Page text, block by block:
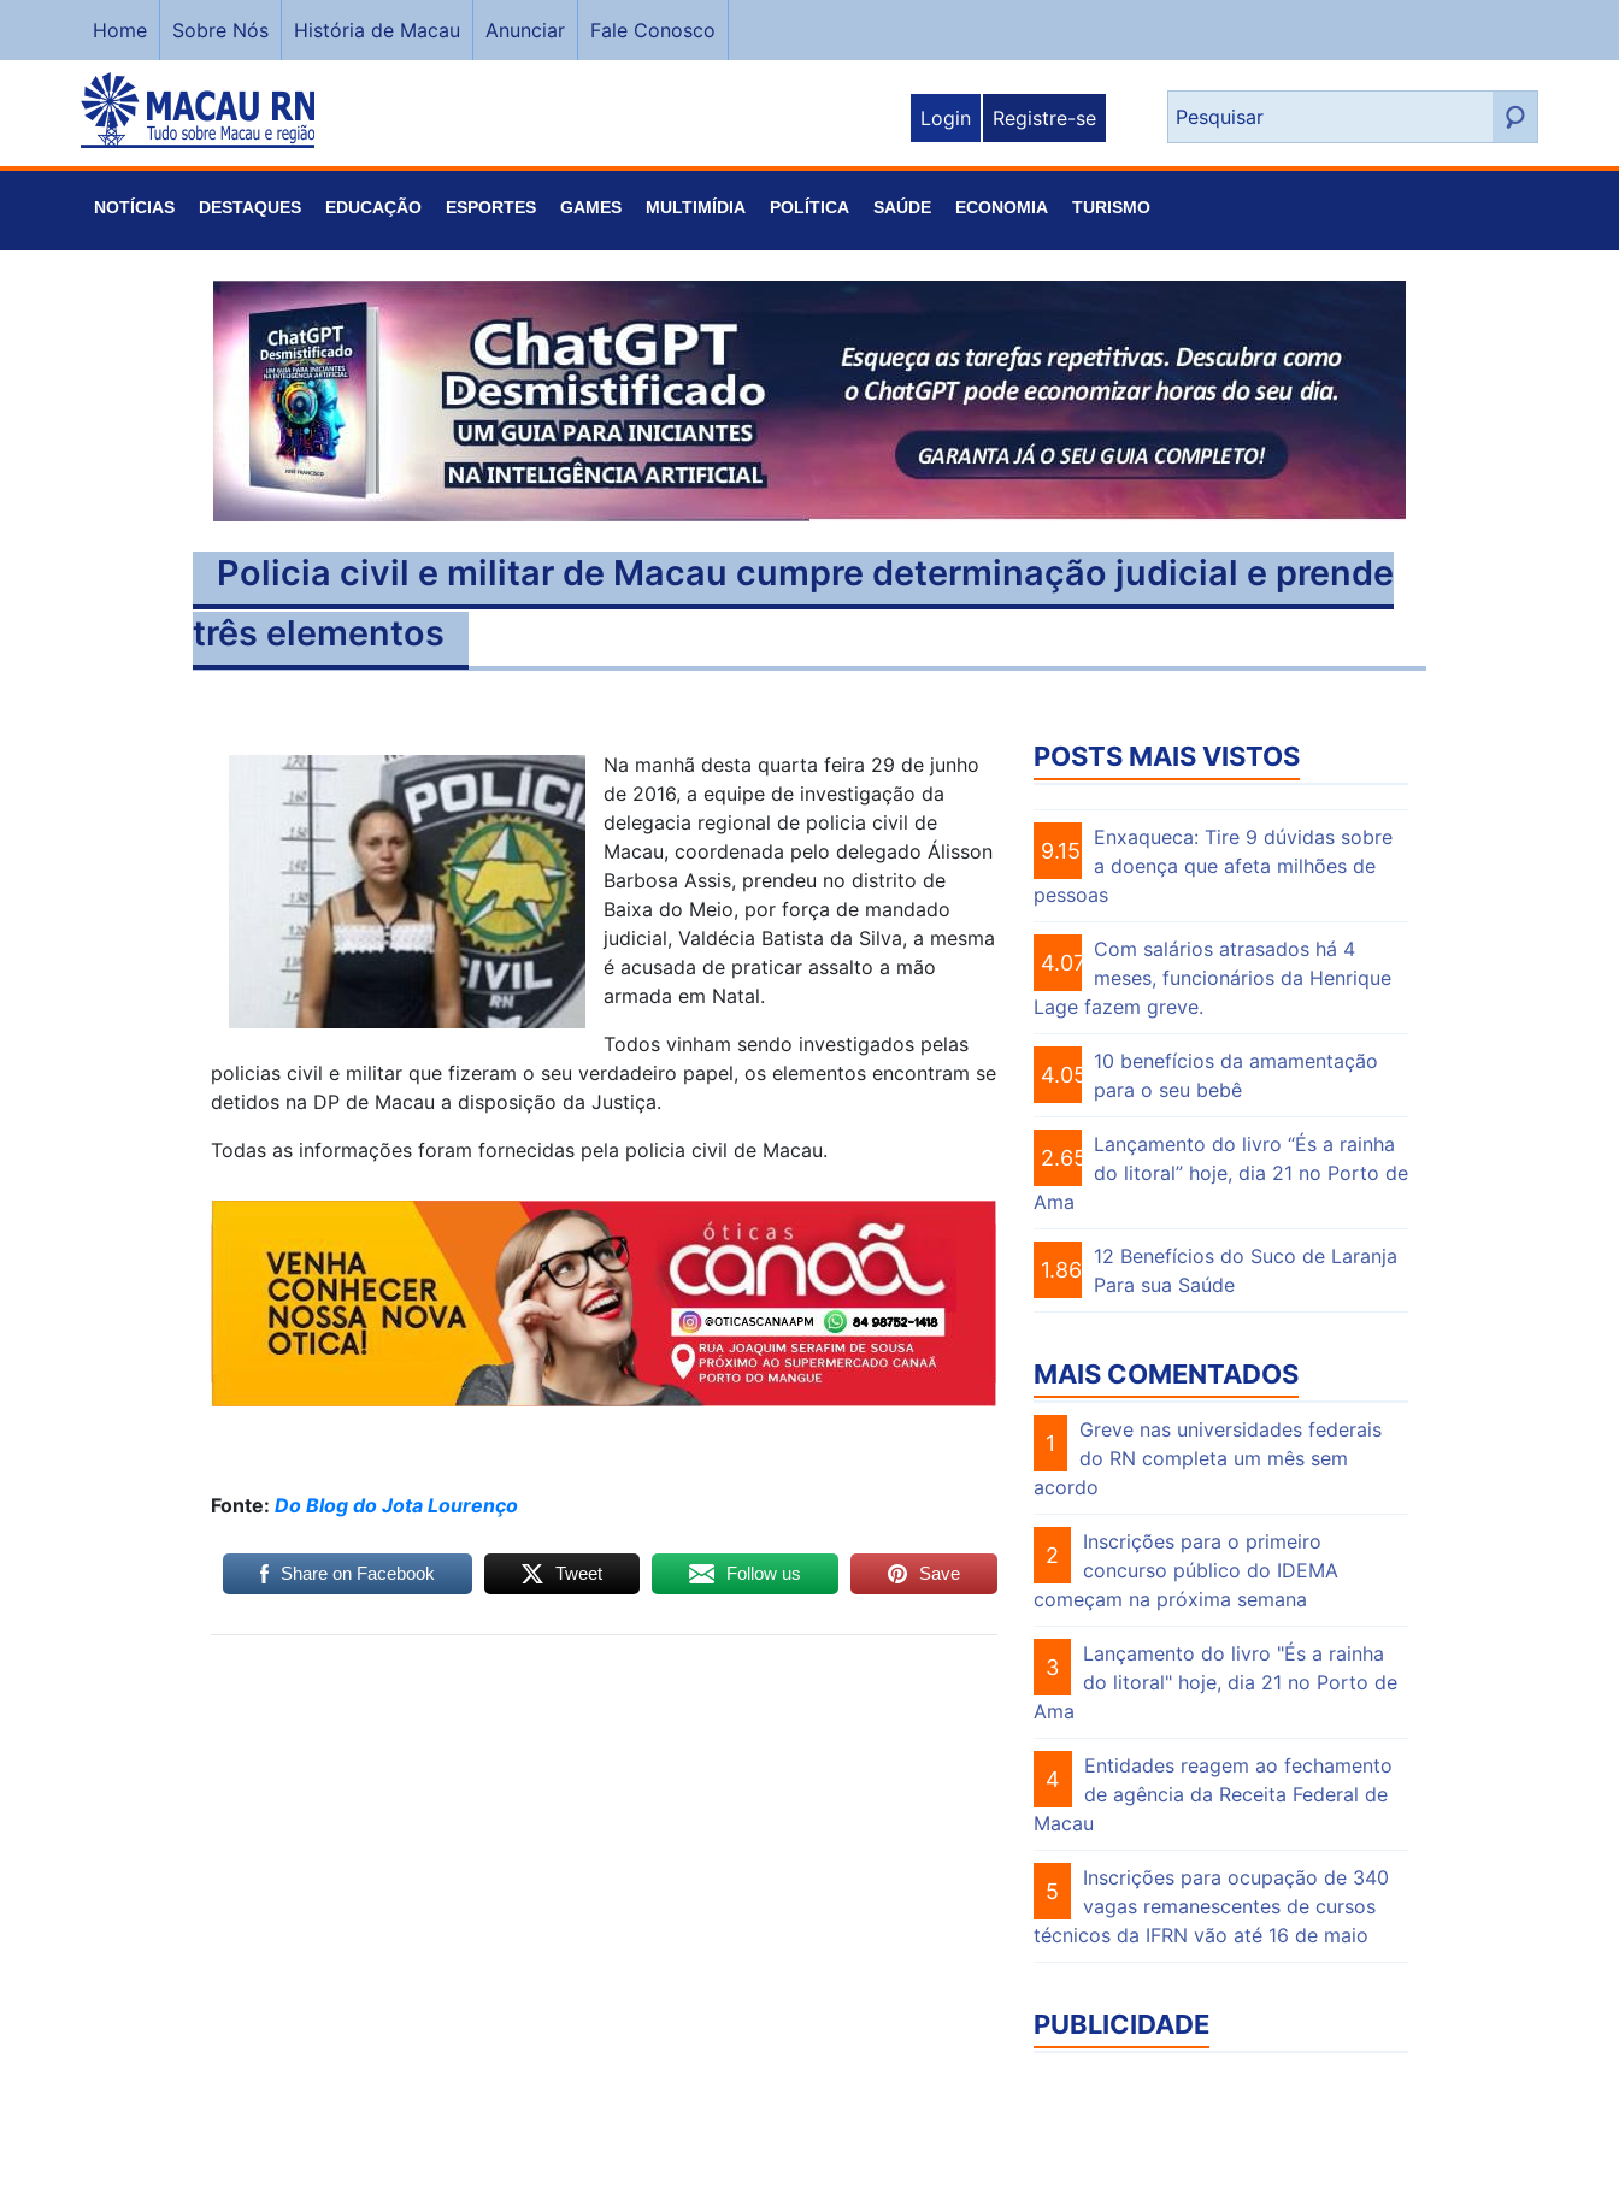
Home Sobre Nós História de Macau Anunciar Fale Conosco
Login Registre-se
NOTÍCIAS DESTAQUES EDUCAÇÃO ESPORTES GAMES MULTIMÍDIA POLÍTICA SAÚDE ECONOMIA TURISMO
Policia civil e militar de Macau cumpre determinação judicial e prende
três elementos
Na manhã desta quarta feira 29 de junho
de 2016, a equipe de investigação da
delegacia regional de policia civil de
Macau, coordenada pelo delegado Álisson
Barbosa Assis, prendeu no distrito de
Baixa do Meio, por força de mandado
judicial, Valdécia Batista da Silva, a mesma
é acusada de praticar assalto a mão
armada em Natal.
Todos vinham sendo investigados pelas
policias civil e militar que fizeram o seu verdadeiro papel, os elementos encontram se
detidos na DP de Macau a disposição da Justiça.
Todas as informações foram fornecidas pela policia civil de Macau.
Fonte: Do Blog do Jota Lourenço
Share on Facebook Tweet Follow us Save
POSTS MAIS VISTOS
9.156
Enxaqueca: Tire 9 dúvidas sobre
a doença que afeta milhões de
pessoas
4.076
Com salários atrasados há 4
meses, funcionários da Henrique
Lage fazem greve.
4.056
10 benefícios da amamentação
para o seu bebê
2.655
Lançamento do livro “És a rainha
do litoral” hoje, dia 21 no Porto de
Ama
1.864
12 Benefícios do Suco de Laranja
Para sua Saúde
MAIS COMENTADOS
1
Greve nas universidades federais
do RN completa um mês sem
acordo
2
Inscrições para o primeiro
concurso público do IDEMA
começam na próxima semana
3
Lançamento do livro "És a rainha
do litoral" hoje, dia 21 no Porto de
Ama
4
Entidades reagem ao fechamento
de agência da Receita Federal de
Macau
5
Inscrições para ocupação de 340
vagas remanescentes de cursos
técnicos da IFRN vão até 16 de maio
PUBLICIDADE